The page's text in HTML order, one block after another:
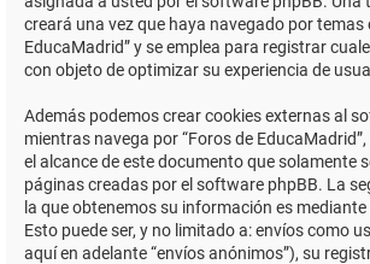
creará una vez que haya navegado por temas
EducaMadrid” y se emplea para registrar
con objeto de optimizar su experiencia de
Además podemos crear cookies externas al
mientras navega por “Foros de
el alcance de este documento que solamente
páginas creadas por el software phpBB. La
la que obtenemos su información es
Esto puede ser, y no limitado a: envíos como
aquí en adelante “envíos anónimos”), su